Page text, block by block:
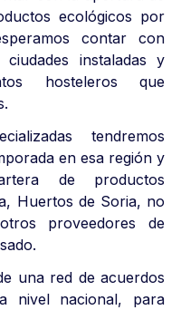
ecológicos por
contar con
instaladas y
hosteleros que
tendremos
en esa región y
de productos
Huertos de Soria, no
proveedores de
una red de acuerdos
nivel nacional, para